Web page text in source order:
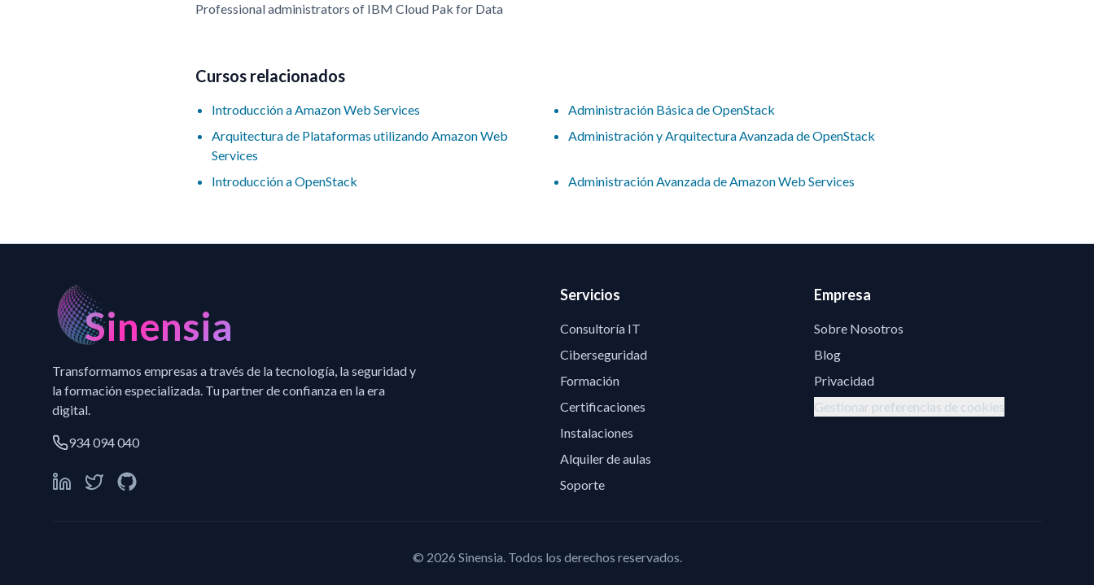
Professional administrators of IBM Cloud Pak for Data
Cursos relacionados
Introducción a Amazon Web Services
Administración Básica de OpenStack
Arquitectura de Plataformas utilizando Amazon Web
Services
Administración y Arquitectura Avanzada de OpenStack
Introducción a OpenStack Administración Avanzada de Amazon Web Services
Sinensia
Transformamos empresas a través de la tecnología, la seguridad y
la formación especializada. Tu partner de confianza en la era
digital.
934 094 040
Servicios
Consultoría IT
Ciberseguridad
Formación
Certificaciones
Instalaciones
Alquiler de aulas
Soporte
Empresa
Sobre Nosotros
Blog
Privacidad
Gestionar preferencias de cookies
© 2026 Sinensia. Todos los derechos reservados.